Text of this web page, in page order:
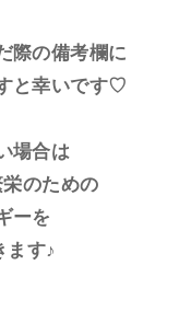
際の備考欄に
と幸いです♡
場合は
のための
ーを
ます♪